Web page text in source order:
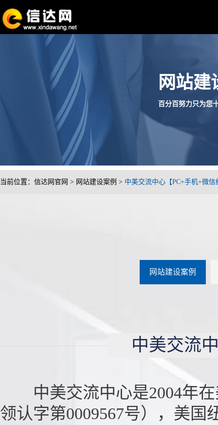
网站建
百分百努力只为您
当前位置： 信达网官网 > 网站建设案例 > 中美交流中心【PC+手机+微信
网站建设案例
中美交流
中美交流中心是2004年在
领认字第0009567号），美国